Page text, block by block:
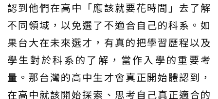
認到他們在高中「應該就要花時間」去了解
不同領域，以免選了不適合自己的科系。如
果台大在未來選才，有真的把學習歷程以及
學生對於科系的了解，當作入學的重要考
量。那台灣的高中生才會真正開始體認到，
在高中就該開始探索、思考自己真正適合的